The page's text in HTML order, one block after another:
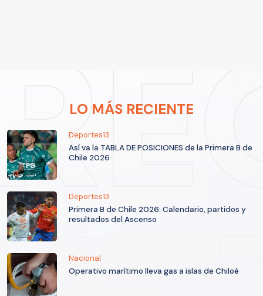
LO MÁS RECIENTE
Deportes13
Así va la TABLA DE POSICIONES de la Primera B de
Chile 2026
Deportes13
Primera B de Chile 2026: Calendario, partidos y
resultados del Ascenso
Nacional
Operativo marítimo lleva gas a islas de Chiloé